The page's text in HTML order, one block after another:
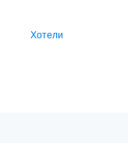
Хотели